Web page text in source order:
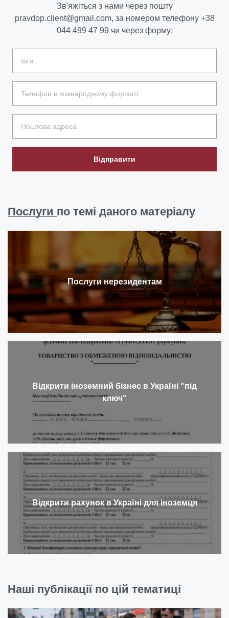
Зв'яжіться з нами через пошту
pravdop.client@gmail.com, за номером телефону +38
044 499 47 99 чи через форму:
Відправити
Послуги по темі даного матеріалу
Послуги нерезидентам
Відкрити іноземний бізнес в Україні "під
ключ"
Відкрити рахунок в Україні для іноземця
Наші публікації по цій тематиці